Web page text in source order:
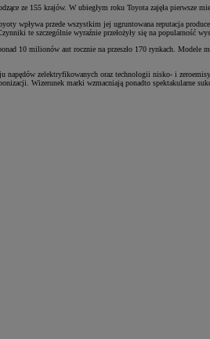
ze 155 krajów. W ubiegłym roku Toyota zajęła
wpływa przede wszystkim jej ugruntowana reputacja
te szczególnie wyraźnie przełożyły się na
10 milionów aut rocznie na przeszło 170 rynkach.
zelektryfikowanych oraz technologii nisko- i
Wizerunek marki wzmacniają ponadto